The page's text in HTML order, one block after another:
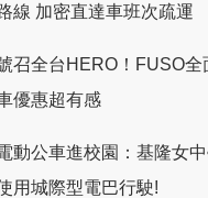
線 加密直達車班次疏運
召全台HERO！FUSO全
優惠超有感
動公車進校園：基隆女
用城際型電巴行駛!